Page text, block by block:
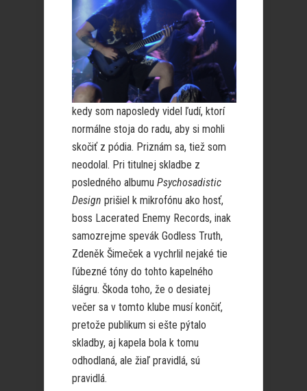
kedy som naposledy videl ľudí, ktorí
normálne stoja do radu, aby si mohli
skočiť z pódia. Priznám sa, tiež som
neodolal. Pri titulnej skladbe z
posledného albumu Psychosadistic
Design prišiel k mikrofónu ako hosť,
boss Lacerated Enemy Records, inak
samozrejme spevák Godless Truth,
Zdeněk Šimeček a vychrlil nejaké tie
ľúbezné tóny do tohto kapelného
šlágru. Škoda toho, že o desiatej
večer sa v tomto klube musí končiť,
pretože publikum si ešte pýtalo
skladby, aj kapela bola k tomu
odhodlaná, ale žiaľ pravidlá, sú
pravidlá.